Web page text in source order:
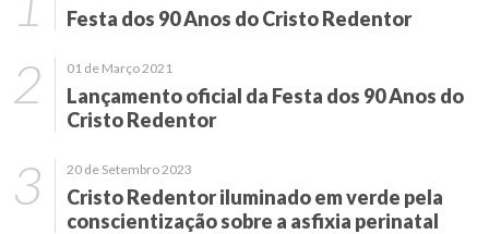
Festa dos 90 Anos do Cristo Redentor
01 de Março 2021
Lançamento oficial da Festa dos 90 Anos do
Cristo Redentor
20 de Setembro 2023
Cristo Redentor iluminado em verde pela
conscientização sobre a asfixia perinatal